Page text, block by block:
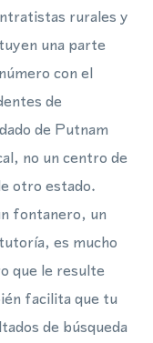
rurales y
una parte
con el
de
de Putnam
no un centro de
otro estado.
fontanero, un
es mucho
que le resulte
facilita que tu
de búsqueda